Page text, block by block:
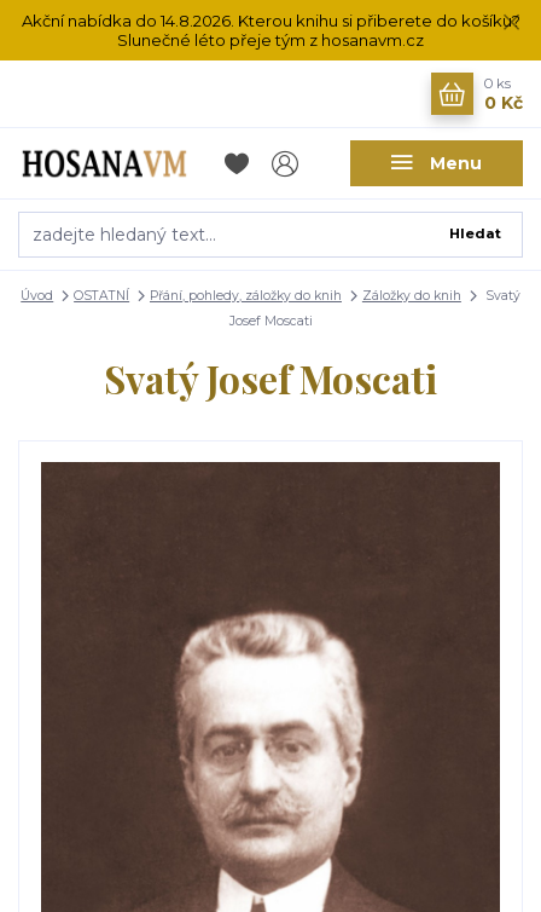
Akční nabídka do 14.8.2026. Kterou knihu si přiberete do košíku?
Slunečné léto přeje tým z hosanavm.cz
Menu
Hledat
0 ks
0 Kč
Úvod OSTATNÍ Přání, pohledy, záložky do knih Záložky do knih
Svatý
Josef Moscati
Svatý Josef Moscati